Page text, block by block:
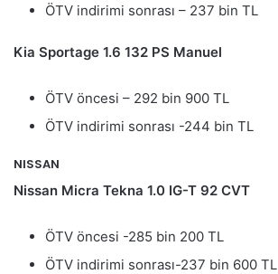
ÖTV indirimi sonrası – 237 bin TL
Kia Sportage 1.6 132 PS Manuel
ÖTV öncesi – 292 bin 900 TL
ÖTV indirimi sonrası -244 bin TL
NISSAN
Nissan Micra Tekna 1.0 IG-T 92 CVT
ÖTV öncesi -285 bin 200 TL
ÖTV indirimi sonrası-237 bin 600 TL